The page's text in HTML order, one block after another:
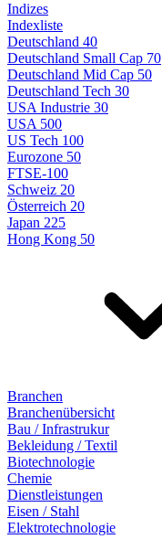
Indizes
Indexliste
Deutschland 40
Deutschland Small Cap 70
Deutschland Mid Cap 50
Deutschland Tech 30
USA Industrie 30
USA 500
US Tech 100
Eurozone 50
FTSE-100
Schweiz 20
Österreich 20
Japan 225
Hong Kong 50
Branchen
Branchenübersicht
Bau / Infrastrukur
Bekleidung / Textil
Biotechnologie
Chemie
Dienstleistungen
Eisen / Stahl
Elektrotechnologie